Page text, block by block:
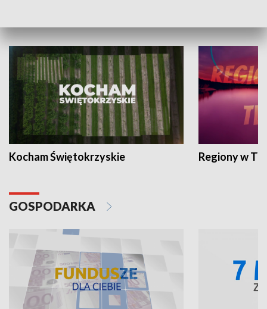
Kocham Świętokrzyskie Regiony w
GOSPODARKA